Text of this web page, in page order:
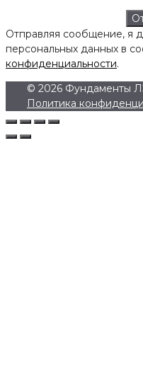
Отправляя сообщение, я
персональных данных в
конфиденциальности.
© 2026 Фундаменты
Политика